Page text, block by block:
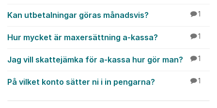
Kan utbetalningar göras månadsvis? 1
Hur mycket är maxersättning a-kassa? 1
Jag vill skattejämka för a-kassa hur gör man? 1
På vilket konto sätter ni i in pengarna? 1